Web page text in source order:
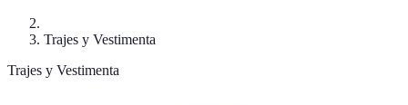
Trajes y Vestimenta
Trajes y Vestimenta